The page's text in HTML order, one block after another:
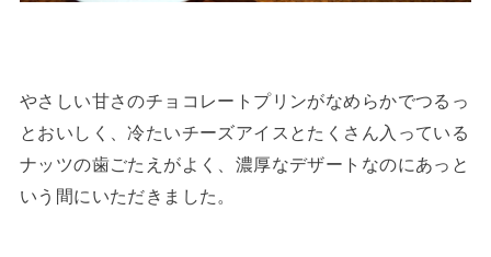
やさしい甘さのチョコレートプリンがなめらかでつるっ
とおいしく、冷たいチーズアイスとたくさん入っている
ナッツの歯ごたえがよく、濃厚なデザートなのにあっと
いう間にいただきました。